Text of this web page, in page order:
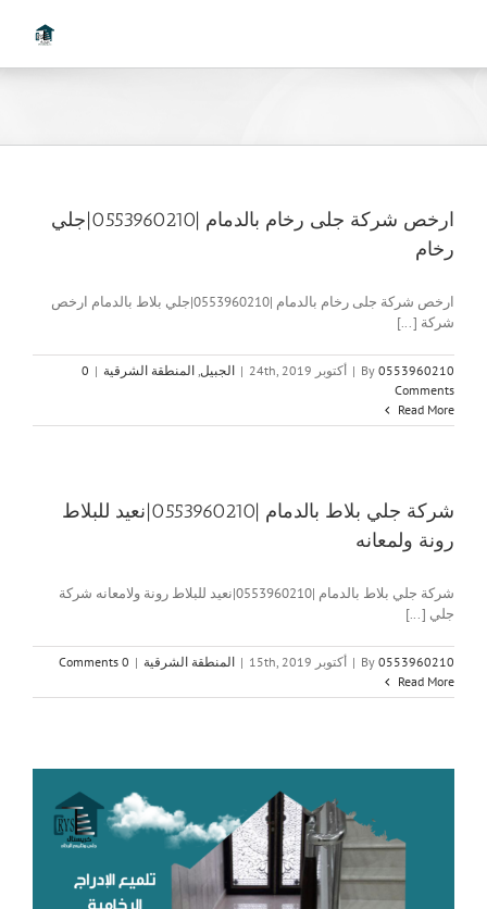
ارخص شركة جلى رخام بالدمام |0553960210|جلي
رخام
ارخص شركة جلى رخام بالدمام |0553960210|جلي بلاط بالدمام ارخص
شركة [...]
By 0553960210
| أكتوبر 24th, 2019 | الجبيل المنطقة الشرقية |
0
Comments
Read More
شركة جلي بلاط بالدمام |0553960210|نعيد للبلاط
رونة ولمعانه
شركة جلي بلاط بالدمام |0553960210|نعيد للبلاط رونة ولامعانه شركة
جلي [...]
By 0553960210
| أكتوبر 15th, 2019 | المنطقة الشرقية |
0 Comments
Read More